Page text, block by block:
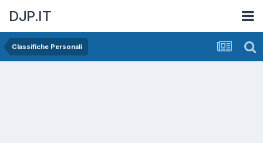
DJP.IT
Classifiche Personali